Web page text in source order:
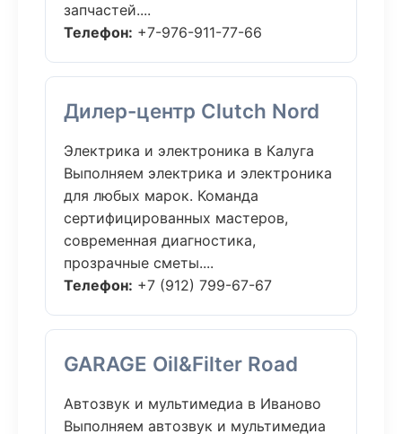
запчастей....
Телефон: +7-976-911-77-66
Дилер-центр Clutch Nord
Электрика и электроника в Калуга
Выполняем электрика и электроника
для любых марок. Команда
сертифицированных мастеров,
современная диагностика,
прозрачные сметы....
Телефон: +7 (912) 799-67-67
GARAGE Oil&Filter Road
Автозвук и мультимедиа в Иваново
Выполняем автозвук и мультимедиа